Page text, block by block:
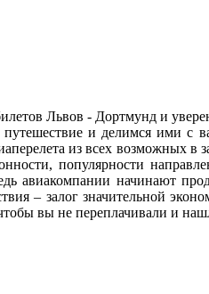
Львов - Дортмунд и
и делимся ими
из всех возможных
популярности
авиакомпании начинают
– залог значительной
вы не переплачивали и